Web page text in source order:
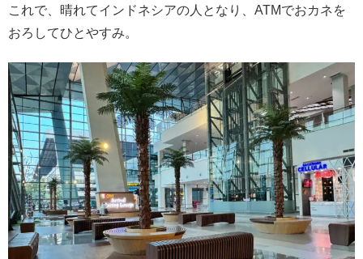
これで、晴れてインドネシアの人となり、ATMでおカネを
おろしてひとやすみ。